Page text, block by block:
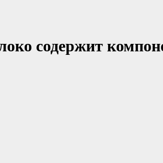
содержит